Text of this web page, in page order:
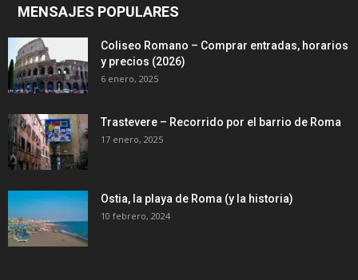
MENSAJES POPULARES
Coliseo Romano – Comprar entradas, horarios
y precios (2026)
6 enero, 2025
Trastevere – Recorrido por el barrio de Roma
17 enero, 2025
Ostia, la playa de Roma (y la historia)
10 febrero, 2024